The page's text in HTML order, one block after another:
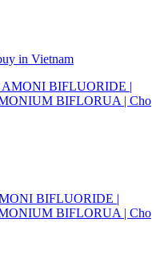
in Vietnam
BIFLUORIDE |
BIFLORUA | Cho